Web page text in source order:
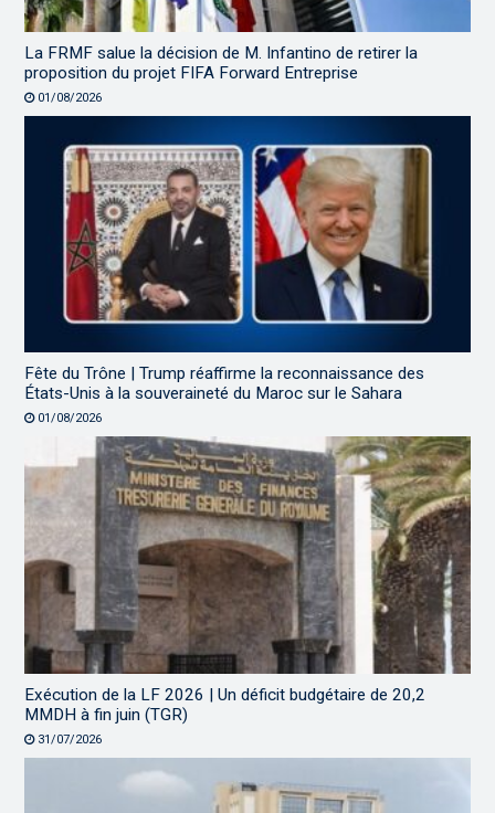
La FRMF salue la décision de M. Infantino de retirer la
proposition du projet FIFA Forward Entreprise
01/08/2026
Fête du Trône | Trump réaffirme la reconnaissance des
États-Unis à la souveraineté du Maroc sur le Sahara
01/08/2026
Exécution de la LF 2026 | Un déficit budgétaire de 20,2
MMDH à fin juin (TGR)
31/07/2026